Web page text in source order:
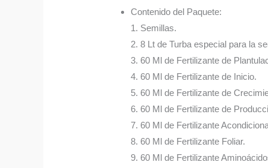
Contenido del Paquete:
1. Semillas.
2. 8 Lt de Turba especial para la
3. 60 Ml de Fertilizante de
4. 60 Ml de Fertilizante de Inicio.
5. 60 Ml de Fertilizante de
6. 60 Ml de Fertilizante de
7. 60 Ml de Fertilizante
8. 60 Ml de Fertilizante Foliar.
9. 60 Ml de Fertilizante